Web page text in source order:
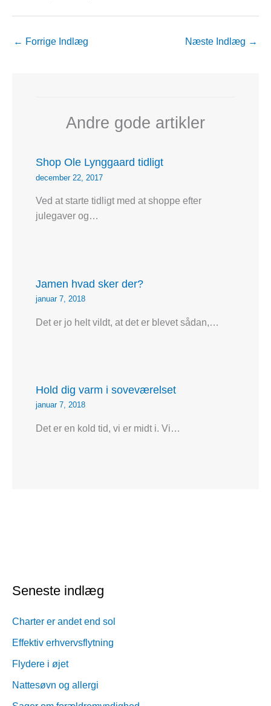
← Forrige Indlæg Næste Indlæg →
Andre gode artikler
Shop Ole Lynggaard tidligt
december 22, 2017
Ved at starte tidligt med at shoppe efter
julegaver og…
Jamen hvad sker der?
januar 7, 2018
Det er jo helt vildt, at det er blevet sådan,…
Hold dig varm i soveværelset
januar 7, 2018
Det er en kold tid, vi er midt i. Vi…
Seneste indlæg
Charter er andet end sol
Effektiv erhvervsflytning
Flydere i øjet
Nattesøvn og allergi